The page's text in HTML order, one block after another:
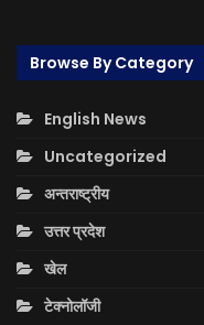
Browse By Category
English News
Uncategorized
अन्तराष्ट्रीय
उत्तर प्रदेश
खेल
टेक्नोलॉजी